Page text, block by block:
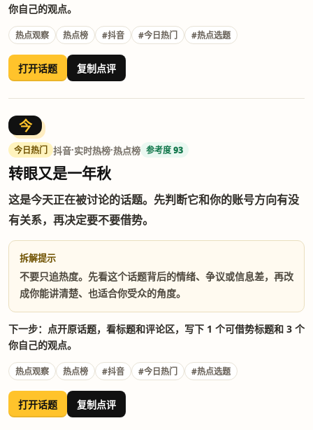
你自己的观点。
热点观察 热点榜 #抖音 #今日热门 #热点选题
打开话题 复制点评
今
今日热门 抖音·实时热榜·热点榜 参考度 93
转眼又是一年秋
这是今天正在被讨论的话题。先判断它和你的账号方向有没
有关系，再决定要不要借势。
拆解提示
不要只追热度。先看这个话题背后的情绪、争议或信息差，再改
成你能讲清楚、也适合你受众的角度。
下一步：点开原话题，看标题和评论区，写下 1 个可借势标题和 3 个
你自己的观点。
热点观察 热点榜 #抖音 #今日热门 #热点选题
打开话题 复制点评